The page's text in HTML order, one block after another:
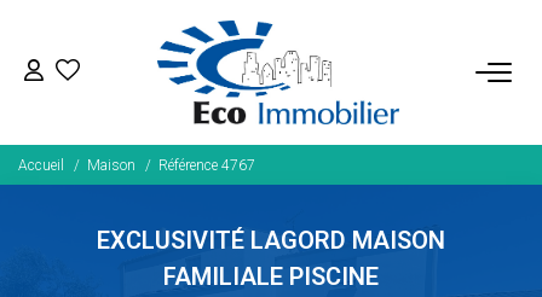
ACHETER
Tous Nos Biens
Accueil Maison Référence 4767
EXCLUSIVITÉ LAGORD MAISON
FAMILIALE PISCINE